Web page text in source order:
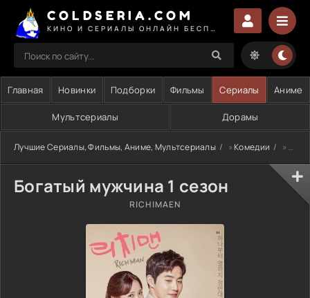
COLDSERIA.COM
Главная Новинки Подборки Фильмы Сериалы Аниме
Мультсериалы Дорамы
Лучшие Сериалы, Фильмы, Аниме, Мультсериалы »Комедии » Богатый мужчина 1 сезон
Богатый мужчина 1 сезон
RICHIMAEN